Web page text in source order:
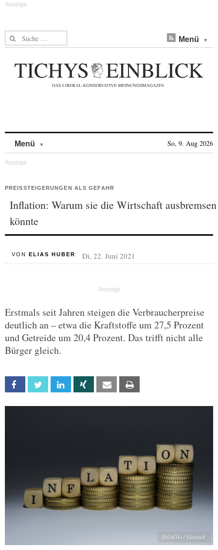
Suche nach: Menü
Menü So, 9. Aug 2026
PREISSTEIGERUNGEN ALS GEFAHR
Inflation: Warum sie die Wirtschaft ausbremsen
könnte
VON ELIAS HUBER Di, 22. Juni 2021
Erstmals seit Jahren steigen die Verbraucherpreise
deutlich an – etwa die Kraftstoffe um 27,5 Prozent
und Getreide um 20,4 Prozent. Das trifft nicht alle
Bürger gleich.
Facebook Twitter Linkedin Xing Email
IMAGO / Steinach